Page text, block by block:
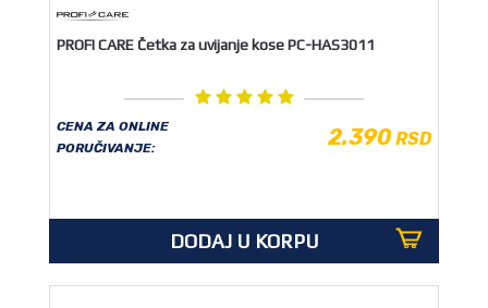
PROFI CARE Četka za uvijanje kose PC-HAS3011
CENA ZA ONLINE
PORUČIVANJE:
2.390RSD
DODAJ U KORPU